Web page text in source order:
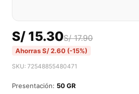
S/ 15.30S/17.90
AhorrasS/2.60 (-15%)
SKU: 72548855480471
Presentación: 50 GR